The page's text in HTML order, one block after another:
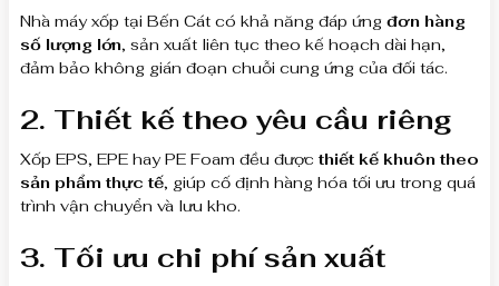
Nhà máy xốp tại Bến Cát có khả năng đáp ứng đơn hàng
số lượng lớn, sản xuất liên tục theo kế hoạch dài hạn,
đảm bảo không gián đoạn chuỗi cung ứng của đối tác.
2. Thiết kế theo yêu cầu riêng
Xốp EPS, EPE hay PE Foam đều được thiết kế khuôn theo
sản phẩm thực tế, giúp cố định hàng hóa tối ưu trong quá
trình vận chuyển và lưu kho.
3. Tối ưu chi phí sản xuất